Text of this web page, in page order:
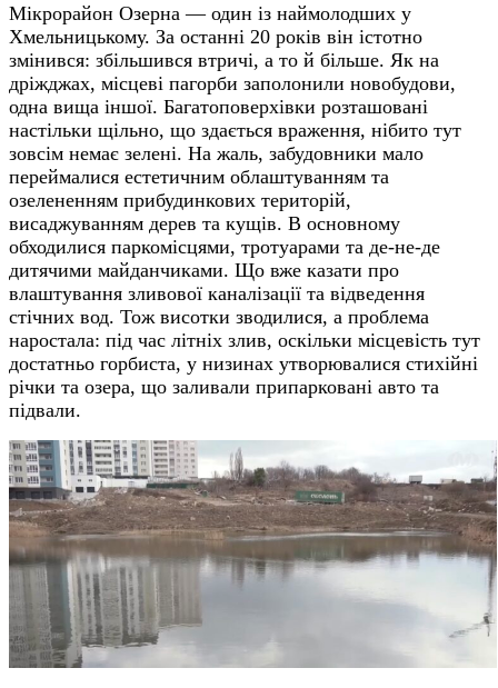
Мікрорайон Озерна — один із наймолодших у
Хмельницькому. За останні 20 років він істотно
змінився: збільшився втричі, а то й більше. Як на
дріжджах, місцеві пагорби заполонили новобудови,
одна вища іншої. Багатоповерхівки розташовані
настільки щільно, що здається враження, нібито тут
зовсім немає зелені. На жаль, забудовники мало
переймалися естетичним облаштуванням та
озелененням прибудинкових територій,
висаджуванням дерев та кущів. В основному
обходилися паркомісцями, тротуарами та де-не-де
дитячими майданчиками. Що вже казати про
влаштування зливової каналізації та відведення
стічних вод. Тож висотки зводилися, а проблема
наростала: під час літніх злив, оскільки місцевість тут
достатньо горбиста, у низинах утворювалися стихійні
річки та озера, що заливали припарковані авто та
підвали.